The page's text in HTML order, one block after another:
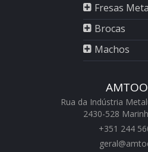
Fresas
Brocas
Machos
Rua da Indústria
2430-528
+351 244